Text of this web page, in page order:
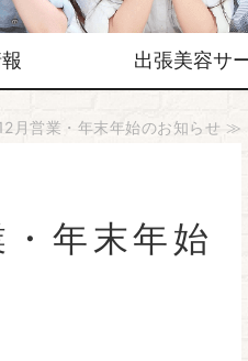
出張美容サ
営業・年末年始のお知らせ ≫
年末年始